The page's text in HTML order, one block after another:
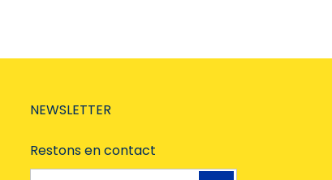
NEWSLETTER
Restons en contact